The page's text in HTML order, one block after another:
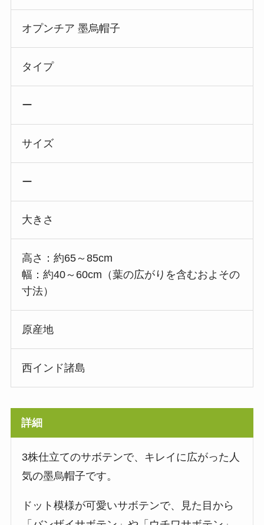
オプンチア 墨烏帽子
タイプ
ー
サイズ
ー
大きさ
高さ：約65～85cm
幅：約40～60cm（葉の広がりを含むおよその
寸法）
原産地
西インド諸島
詳細
3株仕立てのサボテンで、キレイに広がった人
気の墨烏帽子です。
ドット模様が可愛いサボテンで、見た目から